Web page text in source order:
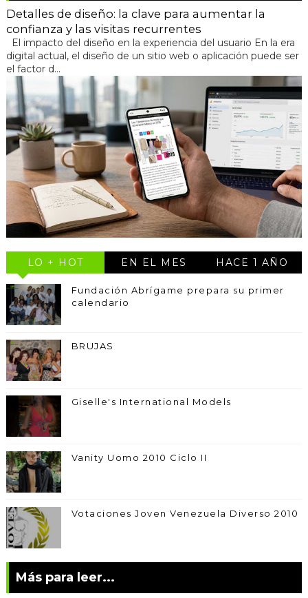
Detalles de diseño: la clave para aumentar la
confianza y las visitas recurrentes
El impacto del diseño en la experiencia del usuario En la era
digital actual, el diseño de un sitio web o aplicación puede ser
el factor d...
LO + HOT EN EL MES HACE 1 AÑO
Fundación Abrígame prepara su primer
calendario
BRUJAS
Giselle's International Models
Vanity Uomo 2010 Ciclo II
Votaciones Joven Venezuela Diverso 2010
Más para leer...